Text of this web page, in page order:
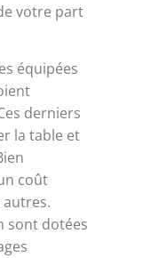
votre part
équipées
derniers
la table et
coût
sont dotées